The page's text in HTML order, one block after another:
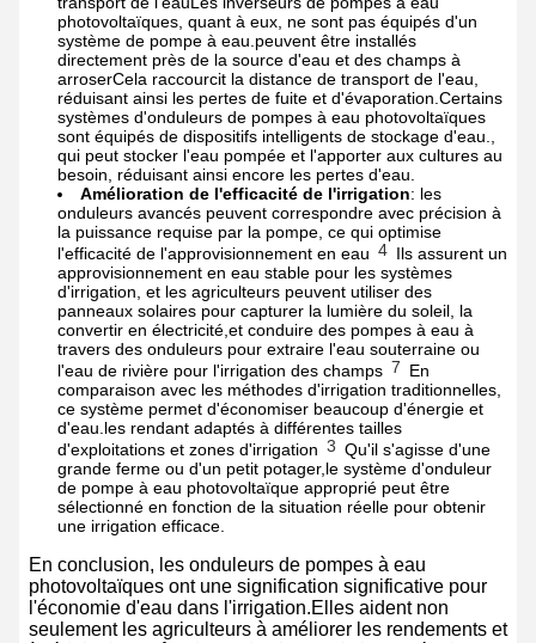
photovoltaïques, quant à eux, ne sont pas équipés d'un
système de pompe à eau.peuvent être installés
directement près de la source d'eau et des champs à
arroserCela raccourcit la distance de transport de l'eau,
réduisant ainsi les pertes de fuite et d'évaporation.Certains
systèmes d'onduleurs de pompes à eau photovoltaïques
sont équipés de dispositifs intelligents de stockage d'eau.,
qui peut stocker l'eau pompée et l'apporter aux cultures au
besoin, réduisant ainsi encore les pertes d'eau.
Amélioration de l'efficacité de l'irrigation: les
onduleurs avancés peuvent correspondre avec précision à
la puissance requise par la pompe, ce qui optimise
l'efficacité de l'approvisionnement en eau 4 Ils assurent un
approvisionnement en eau stable pour les systèmes
d'irrigation, et les agriculteurs peuvent utiliser des
panneaux solaires pour capturer la lumière du soleil, la
convertir en électricité,et conduire des pompes à eau à
travers des onduleurs pour extraire l'eau souterraine ou
l'eau de rivière pour l'irrigation des champs 7 En
comparaison avec les méthodes d'irrigation traditionnelles,
ce système permet d'économiser beaucoup d'énergie et
d'eau.les rendant adaptés à différentes tailles
d'exploitations et zones d'irrigation 3 Qu'il s'agisse d'une
grande ferme ou d'un petit potager,le système d'onduleur
de pompe à eau photovoltaïque approprié peut être
sélectionné en fonction de la situation réelle pour obtenir
une irrigation efficace.
En conclusion, les onduleurs de pompes à eau
photovoltaïques ont une signification significative pour
l'économie d'eau dans l'irrigation.Elles aident non
seulement les agriculteurs à améliorer les rendements et